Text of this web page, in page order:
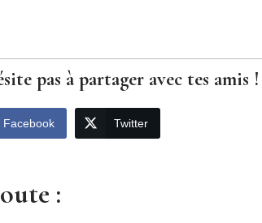
pas à partager avec tes amis !
Facebook Twitter
: